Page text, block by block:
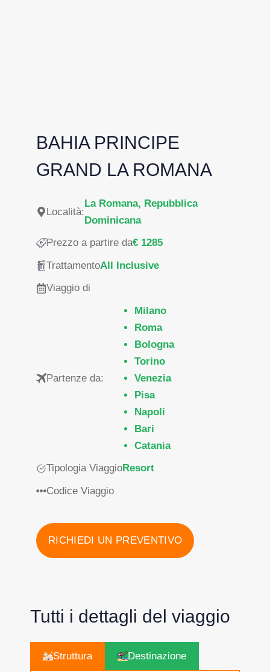
BAHIA PRINCIPE
GRAND LA ROMANA
Località:
La Romana, Repubblica
Dominicana
Prezzo a partire da€ 1285
TrattamentoAll Inclusive
Viaggio di
Partenze da:
Milano
Roma
Bologna
Torino
Venezia
Pisa
Napoli
Bari
Catania
Tipologia ViaggioResort
Codice Viaggio
RICHIEDI UN PREVENTIVO
Tutti i dettagli del viaggio
Struttura Destinazione